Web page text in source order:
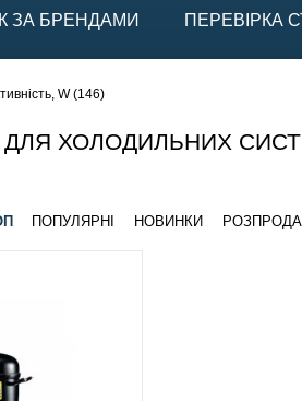
ЗА БРЕНДАМИ ПЕРЕВІРКА
W (146)
ХОЛОДИЛЬНИХ
ПОПУЛЯРНІ НОВИНКИ